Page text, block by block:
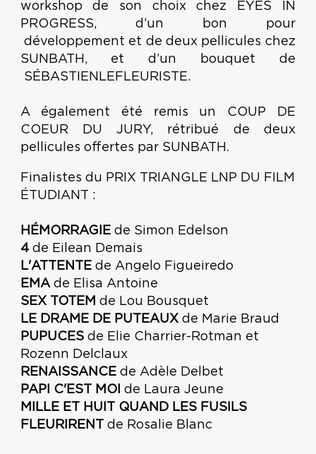
workshop de son choix chez EYES IN
PROGRESS, d’un bon pour
développement et de deux pellicules chez
SUNBATH, et d’un bouquet de
SÉBASTIENLEFLEURISTE.
A également été remis un COUP DE
COEUR DU JURY, rétribué de deux
pellicules offertes par SUNBATH.
Finalistes du PRIX TRIANGLE LNP DU FILM
ÉTUDIANT :
HÉMORRAGIEde Simon Edelson
4de Eilean Demais
L'ATTENTEde Angelo Figueiredo
EMAde Elisa Antoine
SEX TOTEM de Lou Bousquet
LE DRAME DE PUTEAUXde Marie Braud
PUPUCESde Elie Charrier-Rotman et
Rozenn Delclaux
RENAISSANCEde Adèle Delbet
PAPI C'EST MOI de Laura Jeune
MILLE ET HUIT QUAND LES FUSILS
FLEURIRENTde Rosalie Blanc